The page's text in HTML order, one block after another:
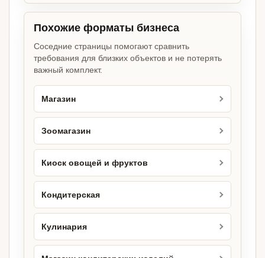
Похожие форматы бизнеса
Соседние страницы помогают сравнить
требования для близких объектов и не потерять
важный комплект.
Магазин
Зоомагазин
Киоск овощей и фруктов
Кондитерская
Кулинария